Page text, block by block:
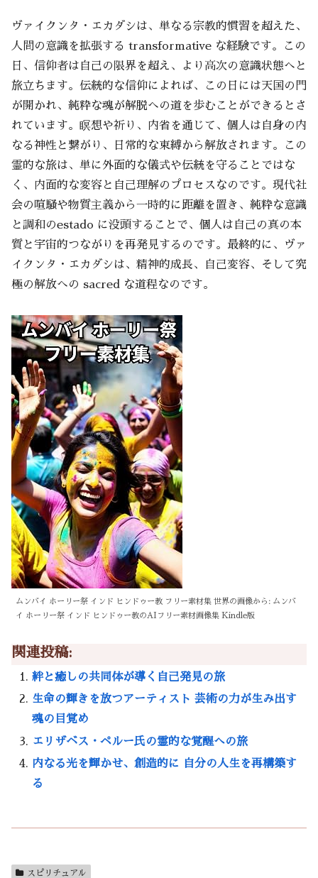
ヴァイクンタ・エカダシは、単なる宗教的慣習を超えた、
人間の意識を拡張する transformative な経験です。この
日、信仰者は自己の限界を超え、より高次の意識状態へと
旅立ちます。伝統的な信仰によれば、この日には天国の門
が開かれ、純粋な魂が解脱への道を歩むことができるとさ
れています。瞑想や祈り、内省を通じて、個人は自身の内
なる神性と繋がり、日常的な束縛から解放されます。この
霊的な旅は、単に外面的な儀式や伝統を守ることではな
く、内面的な変容と自己理解のプロセスなのです。現代社
会の喧騒や物質主義から一時的に距離を置き、純粋な意識
と調和のestado に没頭することで、個人は自己の真の本
質と宇宙的つながりを再発見するのです。最終的に、ヴァ
イクンタ・エカダシは、精神的成長、自己変容、そして究
極の解放への sacred な道程なのです。
ムンバイ ホーリー祭 インド ヒンドゥー教 フリー素材集 世界の画像から: ムンバ
イ ホーリー祭 インド ヒンドゥー教のAIフリー素材画像集 Kindle版
関連投稿:
絆と癒しの共同体が導く自己発見の旅
生命の輝きを放つアーティスト 芸術の力が生み出す
魂の目覚め
エリザベス・ペルー氏の霊的な覚醒への旅
内なる光を輝かせ、創造的に 自分の人生を再構築す
る
スピリチュアル